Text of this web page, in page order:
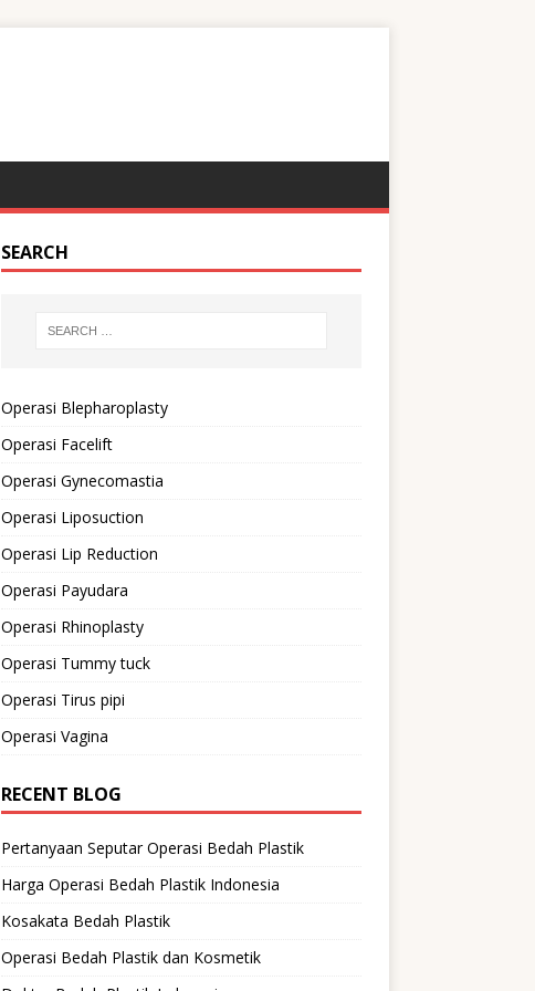
SEARCH
Operasi Blepharoplasty
Operasi Facelift
Operasi Gynecomastia
Operasi Liposuction
Operasi Lip Reduction
Operasi Payudara
Operasi Rhinoplasty
Operasi Tummy tuck
Operasi Tirus pipi
Operasi Vagina
RECENT BLOG
Pertanyaan Seputar Operasi Bedah Plastik
Harga Operasi Bedah Plastik Indonesia
Kosakata Bedah Plastik
Operasi Bedah Plastik dan Kosmetik